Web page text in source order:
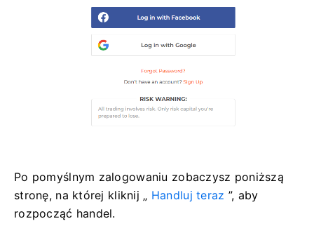
Po pomyślnym zalogowaniu zobaczysz poniższą
stronę, na której kliknij „ Handluj teraz ”, aby
rozpocząć handel.